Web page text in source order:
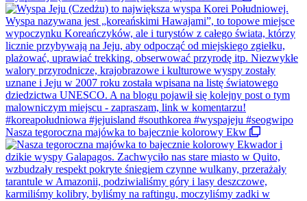
Nasza tegoroczna majówka to bajecznie kolorowy Ekw